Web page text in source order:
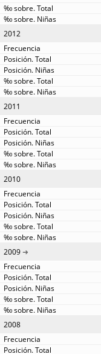
2012
2011
2010
2009
2008